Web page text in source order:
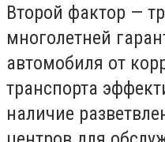
Второй фактор —
многолетней
автомобиля от
транспорта
наличие